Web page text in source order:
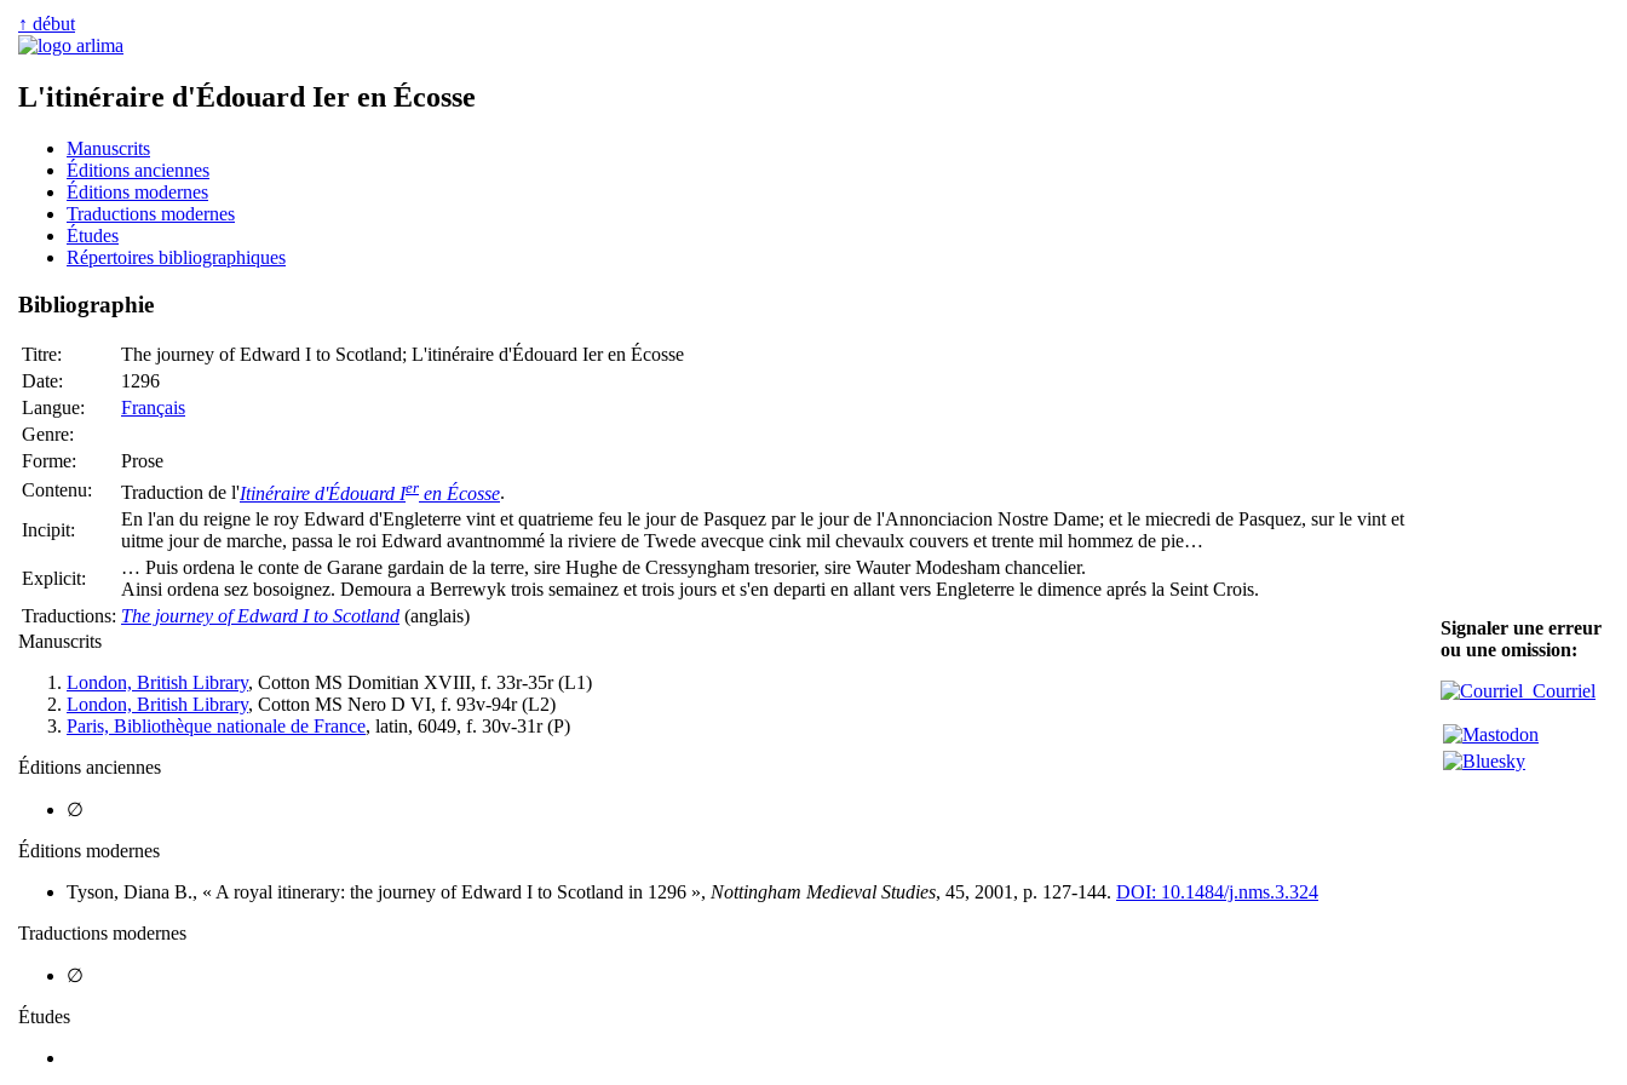
↑ début
L'itinéraire d'Édouard Ier en Écosse
Manuscrits
Éditions anciennes
Éditions modernes
Traductions modernes
Études
Répertoires bibliographiques
Bibliographie
Titre:
The journey of Edward I to Scotland; L'itinéraire d'Édouard Ier en Écosse
Date:
1296
Langue:
Français
Genre:
Forme:
Prose
Contenu:
Traduction de l'Itinéraire d'Édouard Ier en Écosse.
Incipit:
En l'an du reigne le roy Edward d'Engleterre vint et quatrieme feu le jour de Pasquez par le jour de l'Annonciacion Nostre Dame; et le miecredi de Pasquez, sur le vint et
uitme jour de marche, passa le roi Edward avantnommé la riviere de Twede avecque cink mil chevaulx couvers et trente mil hommez de pie…
Explicit:
… Puis ordena le conte de Garane gardain de la terre, sire Hughe de Cressyngham tresorier, sire Wauter Modesham chancelier.
Ainsi ordena sez bosoignez. Demoura a Berrewyk trois semainez et trois jours et s'en departi en allant vers Engleterre le dimence aprés la Seint Crois.
Traductions: The journey of Edward I to Scotland (anglais)
Manuscrits
London, British Library, Cotton MS Domitian XVIII, f. 33r-35r (L1)
London, British Library, Cotton MS Nero D VI, f. 93v-94r (L2)
Paris, Bibliothèque nationale de France, latin, 6049, f. 30v-31r (P)
Éditions anciennes
∅
Éditions modernes
Tyson, Diana B., « A royal itinerary: the journey of Edward I to Scotland in 1296 », Nottingham Medieval Studies, 45, 2001, p. 127-144. DOI: 10.1484/j.nms.3.324
Traductions modernes
∅
Études
Signaler une erreur
ou une omission:
Courriel